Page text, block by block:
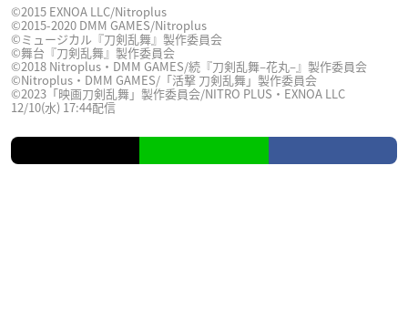
©2015 EXNOA LLC/Nitroplus
©2015-2020 DMM GAMES/Nitroplus
©ミュージカル『刀剣乱舞』製作委員会
©舞台『刀剣乱舞』製作委員会
©2018 Nitroplus・DMM GAMES/続『刀剣乱舞–花丸–』製作委員会
©Nitroplus・DMM GAMES/「活撃 刀剣乱舞」製作委員会
©2023「映画刀剣乱舞」製作委員会/NITRO PLUS・EXNOA LLC
12/10(水) 17:44配信